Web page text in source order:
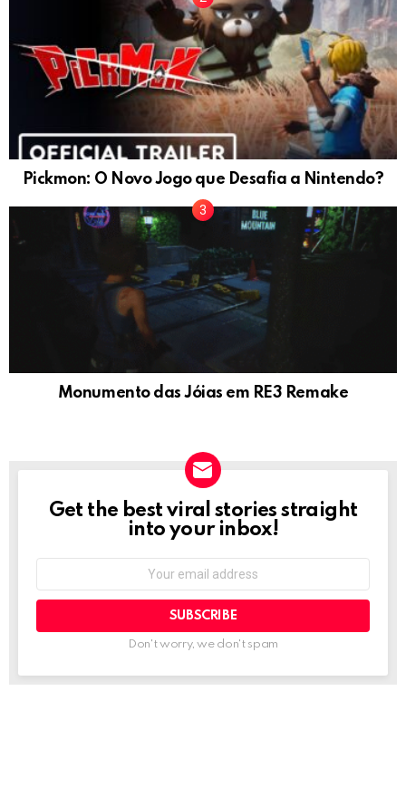
Pickmon: O Novo Jogo que Desafia a Nintendo?
Monumento das Jóias em RE3 Remake
NEWSLETTER
Get the best viral stories straight
into your inbox!
Don't worry, we don't spam